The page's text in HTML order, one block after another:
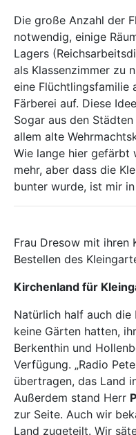
Die große Anzahl der
notwendig, einige
Lagers
als Klassenzimmer zu
eine Flüchtlingsfamilie
Färberei auf. Diese
Sogar aus den
allem alte
Wie lange hier gefärbt
mehr, aber dass die
bunter wurde, ist mir
Frau Dresow mit ihren
Bestellen des
Kirchenland für
Natürlich half auch die
keine Gärten hatten,
Berkenthin und
Verfügung. „Radio
übertragen, das Land
Außerdem stand Herr
zur Seite. Auch wir
Land zugeteilt. Wir